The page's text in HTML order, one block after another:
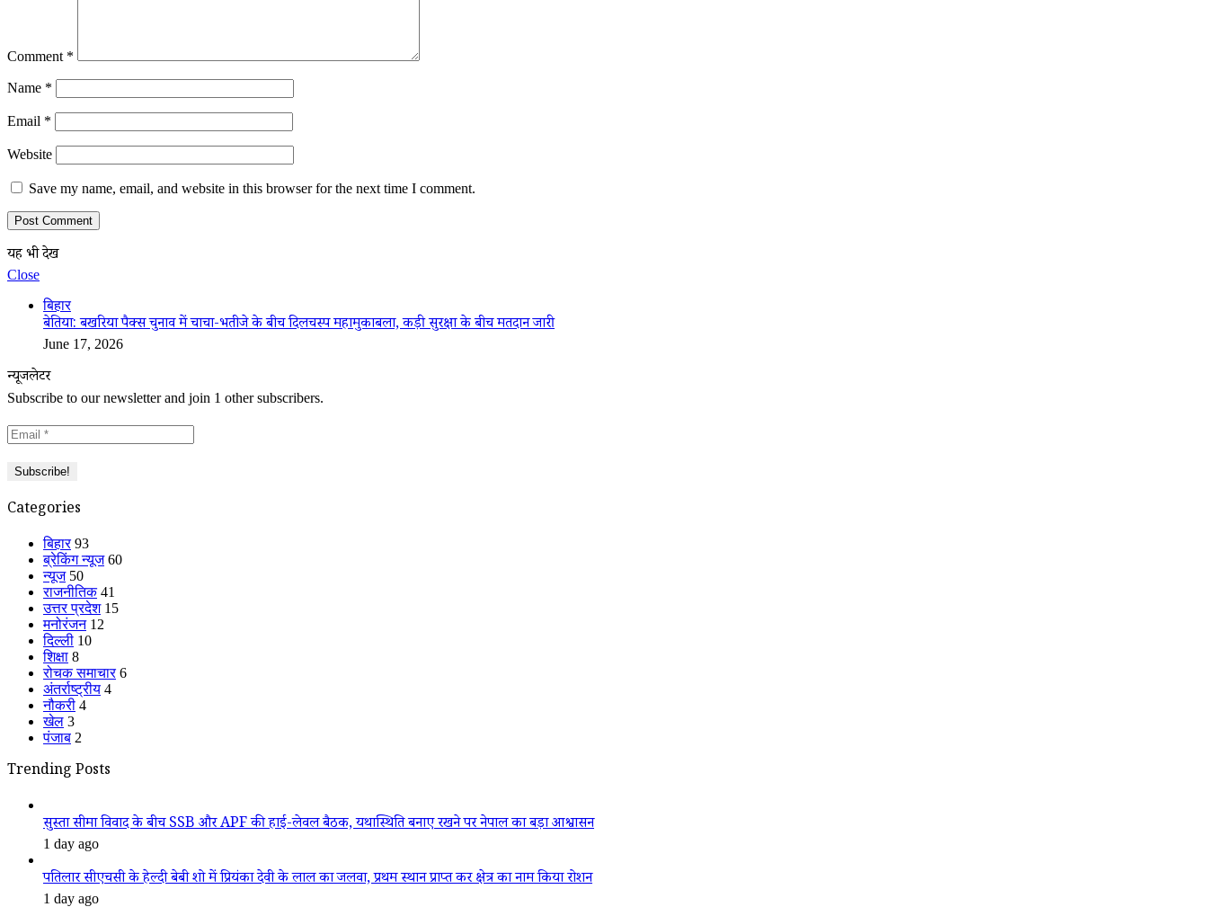
Comment *
Name *
Email *
Website
Save my name, email, and website in this browser for the next time I comment.
यह भी देखें
Close
बिहार
बेतिया: बखरिया पैक्स चुनाव में चाचा-भतीजे के बीच दिलचस्प महामुकाबला, कड़ी सुरक्षा के बीच मतदान जारी
June 17, 2026
न्यूजलेटर
Subscribe to our newsletter and join 1 other subscribers.
Categories
बिहार 93
ब्रेकिंग न्यूज 60
न्यूज 50
राजनीतिक 41
उत्तर प्रदेश 15
मनोरंजन 12
दिल्ली 10
शिक्षा 8
रोचक समाचार 6
अंतर्राष्ट्रीय 4
नौकरी 4
खेल 3
पंजाब 2
Trending Posts
सुस्ता सीमा विवाद के बीच SSB और APF की हाई-लेवल बैठक, यथास्थिति बनाए रखने पर नेपाल का बड़ा आश्वासन
1 day ago
पतिलार सीएचसी के हेल्दी बेबी शो में प्रियंका देवी के लाल का जलवा, प्रथम स्थान प्राप्त कर क्षेत्र का नाम किया रोशन
1 day ago